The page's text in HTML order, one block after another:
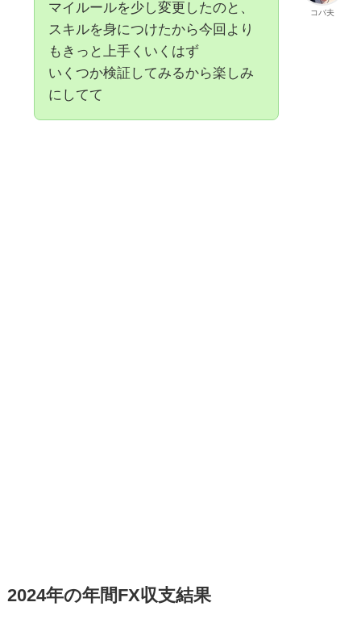
コバ夫
マイルールを少し変更したのと、
スキルを身につけたから今回より
もきっと上手くいくはず
いくつか検証してみるから楽しみ
にしてて
2024年の年間FX収支結果